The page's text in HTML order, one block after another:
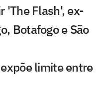
'The Flash', ex-
Botafogo e São
limite entre